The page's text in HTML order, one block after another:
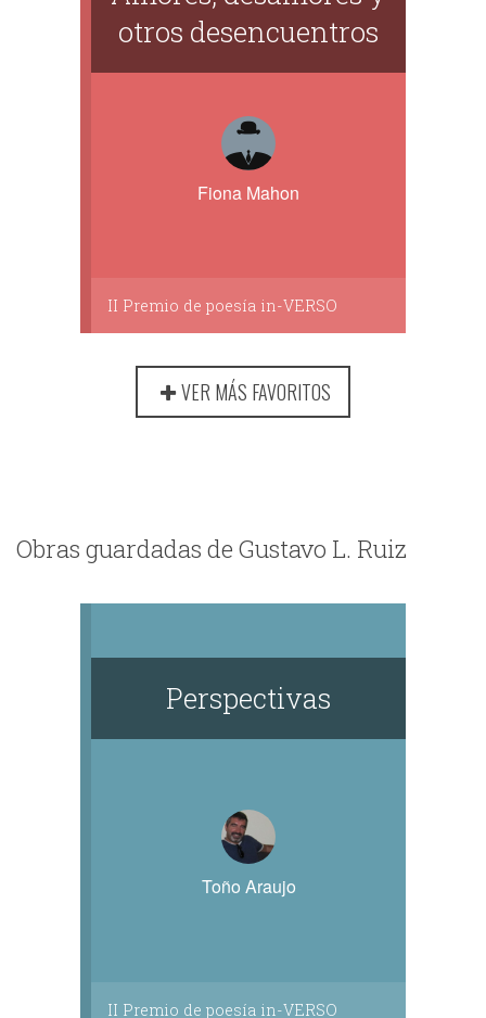
otros desencuentros
Fiona Mahon
II Premio de poesía in-VERSO
VER MÁS FAVORITOS
Obras guardadas de Gustavo L. Ruiz
Perspectivas
Toño Araujo
II Premio de poesía in-VERSO